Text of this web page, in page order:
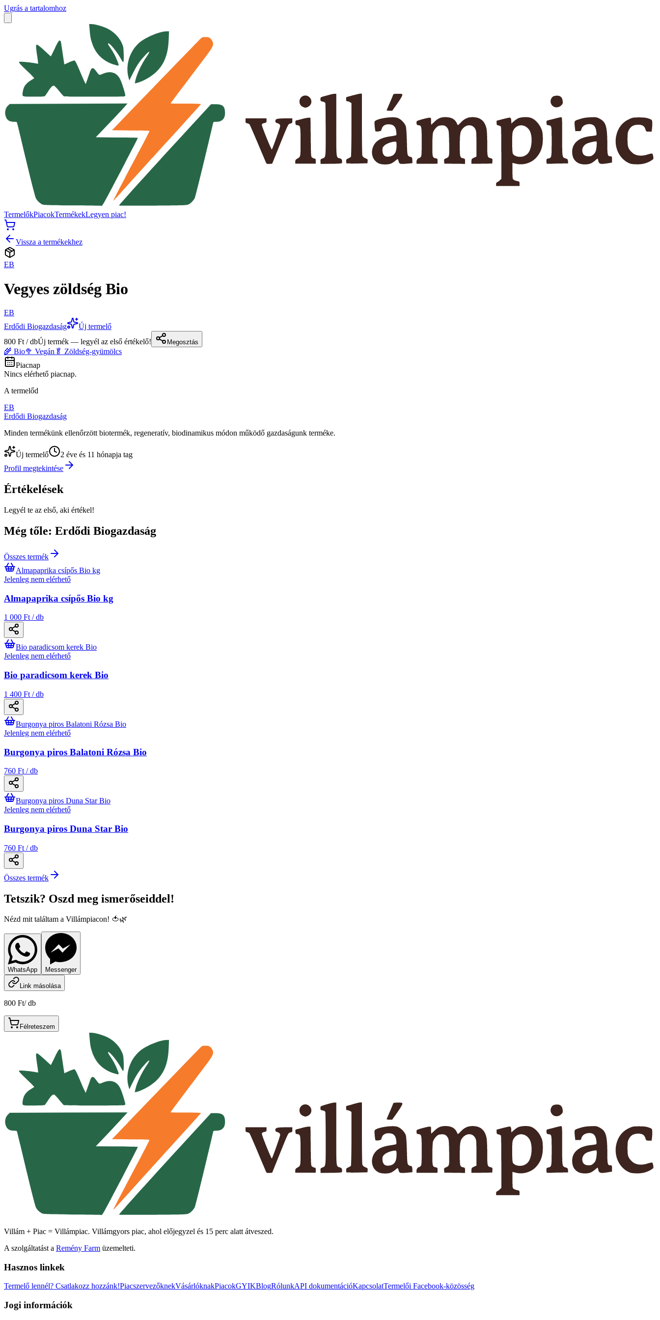
Ugrás a tartalomhoz
TermelőkPiacokTermékekLegyen piac!
Vissza a termékekhez
EB
Vegyes zöldség Bio
EB
Erdődi Biogazdaság
Új termelő
800 Ft / dbÚj termék — legyél az első értékelő! Megosztás
🌾 Bio🥦 Vegán 🥬 Zöldség-gyümölcs
Piacnap
Nincs elérhető piacnap.
A termelőd
EB
Erdődi Biogazdaság
Minden termékünk ellenőrzött biotermék, regeneratív, biodinamikus módon működő gazdaságunk terméke.
Új termelő
2 éve és 11 hónapja tag
Profil megtekintése
Értékelések
Legyél te az első, aki értékel!
Még tőle: Erdődi Biogazdaság
Összes termék
Almapaprika csípős Bio kg
Jelenleg nem elérhető
Almapaprika csípős Bio kg
1 000 Ft / db
Bio paradicsom kerek Bio
Jelenleg nem elérhető
Bio paradicsom kerek Bio
1 400 Ft / db
Burgonya piros Balatoni Rózsa Bio
Jelenleg nem elérhető
Burgonya piros Balatoni Rózsa Bio
760 Ft / db
Burgonya piros Duna Star Bio
Jelenleg nem elérhető
Burgonya piros Duna Star Bio
760 Ft / db
Összes termék
Tetszik? Oszd meg ismerőseiddel!
Nézd mit találtam a Villámpiacon! 🍅🌿
WhatsApp Messenger
Link másolása
800 Ft/db
Félreteszem
Villám + Piac = Villámpiac. Villámgyors piac, ahol előjegyzel és 15 perc alatt átveszed.
A szolgáltatást a Remény Farm üzemelteti.
Hasznos linkek
Termelő lennél? Csatlakozz hozzánk!PiacszervezőknekVásárlóknakPiacokGYIKBlogRólunkAPI dokumentációKapcsolatTermelői Facebook-közösség
Jogi információk